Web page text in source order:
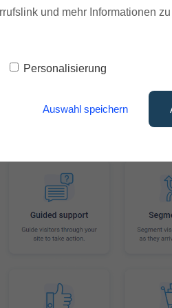
und mehr Informationen
Personalisierung
Auswahl speichern